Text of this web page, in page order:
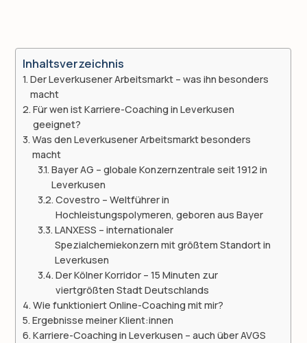
Inhaltsverzeichnis
Der Leverkusener Arbeitsmarkt – was ihn besonders
macht
Für wen ist Karriere-Coaching in Leverkusen
geeignet?
Was den Leverkusener Arbeitsmarkt besonders
macht
Bayer AG – globale Konzernzentrale seit 1912 in
Leverkusen
Covestro – Weltführer in
Hochleistungspolymeren, geboren aus Bayer
LANXESS – internationaler
Spezialchemiekonzern mit größtem Standort in
Leverkusen
Der Kölner Korridor – 15 Minuten zur
viertgrößten Stadt Deutschlands
Wie funktioniert Online-Coaching mit mir?
Ergebnisse meiner Klient:innen
Karriere-Coaching in Leverkusen – auch über AVGS